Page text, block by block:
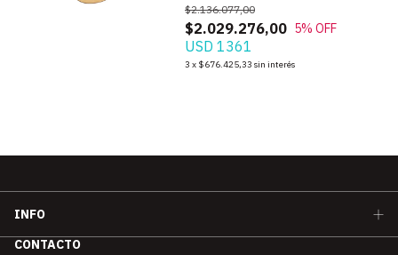
$2.029.276,00
$2.136.077,00
5% OFF
USD 1361
3 x $676.425,33 sin interés
INFO
CONTACTO